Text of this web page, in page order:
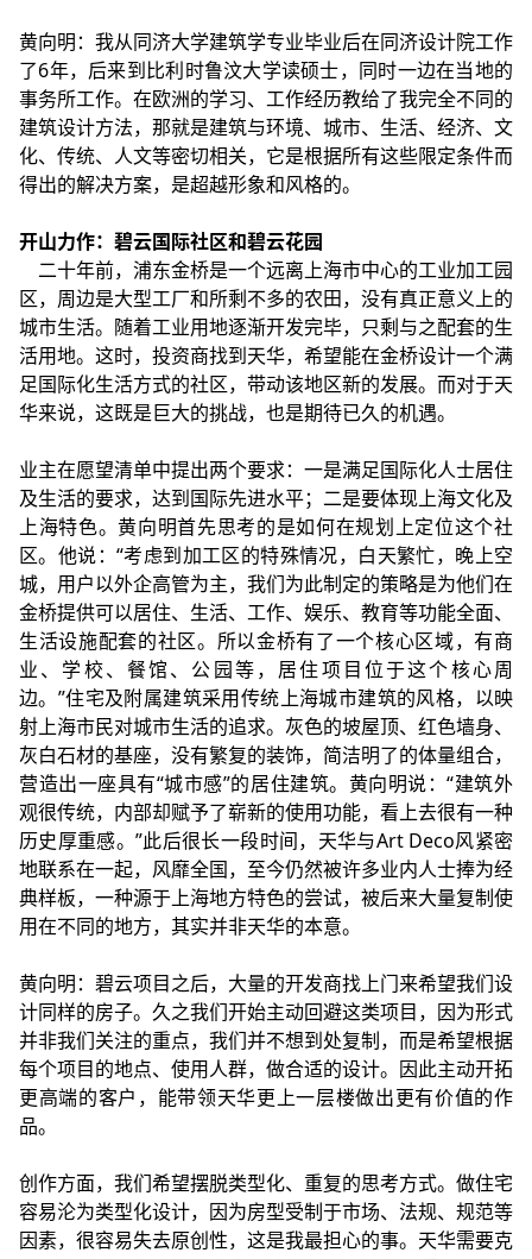
黄向明：我从同济大学建筑学专业毕业后在同济设计院工作
了6年，后来到比利时鲁汶大学读硕士，同时一边在当地的
事务所工作。在欧洲的学习、工作经历教给了我完全不同的
建筑设计方法，那就是建筑与环境、城市、生活、经济、文
化、传统、人文等密切相关，它是根据所有这些限定条件而
得出的解决方案，是超越形象和风格的。
开山力作：碧云国际社区和碧云花园
二十年前，浦东金桥是一个远离上海市中心的工业加工园
区，周边是大型工厂和所剩不多的农田，没有真正意义上的
城市生活。随着工业用地逐渐开发完毕，只剩与之配套的生
活用地。这时，投资商找到天华，希望能在金桥设计一个满
足国际化生活方式的社区，带动该地区新的发展。而对于天
华来说，这既是巨大的挑战，也是期待已久的机遇。
业主在愿望清单中提出两个要求：一是满足国际化人士居住
及生活的要求，达到国际先进水平；二是要体现上海文化及
上海特色。黄向明首先思考的是如何在规划上定位这个社
区。他说：“考虑到加工区的特殊情况，白天繁忙，晚上空
城，用户以外企高管为主，我们为此制定的策略是为他们在
金桥提供可以居住、生活、工作、娱乐、教育等功能全面、
生活设施配套的社区。所以金桥有了一个核心区域，有商
业、学校、餐馆、公园等，居住项目位于这个核心周
边。”住宅及附属建筑采用传统上海城市建筑的风格，以映
射上海市民对城市生活的追求。灰色的坡屋顶、红色墙身、
灰白石材的基座，没有繁复的装饰，简洁明了的体量组合，
营造出一座具有“城市感”的居住建筑。黄向明说：“建筑外
观很传统，内部却赋予了崭新的使用功能，看上去很有一种
历史厚重感。”此后很长一段时间，天华与Art Deco风紧密
地联系在一起，风靡全国，至今仍然被许多业内人士捧为经
典样板，一种源于上海地方特色的尝试，被后来大量复制使
用在不同的地方，其实并非天华的本意。
黄向明：碧云项目之后，大量的开发商找上门来希望我们设
计同样的房子。久之我们开始主动回避这类项目，因为形式
并非我们关注的重点，我们并不想到处复制，而是希望根据
每个项目的地点、使用人群，做合适的设计。因此主动开拓
更高端的客户，能带领天华更上一层楼做出更有价值的作
品。
创作方面，我们希望摆脱类型化、重复的思考方式。做住宅
容易沦为类型化设计，因为房型受制于市场、法规、规范等
因素，很容易失去原创性，这是我最担心的事。天华需要克